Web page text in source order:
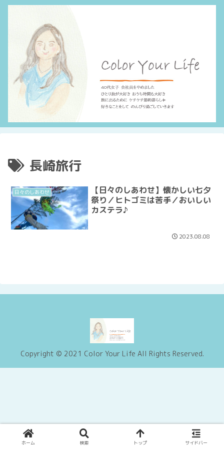
長崎旅行
日々のしあわせ
【日々のしあわせ】懐かしい七夕
祭り／ヒトゴミは苦手／おいしい
カステラ♪
2023.08.08
Copyright © 2021 Color Your Life All Rights Reserved.
ホーム 検索 トップ サイドバー